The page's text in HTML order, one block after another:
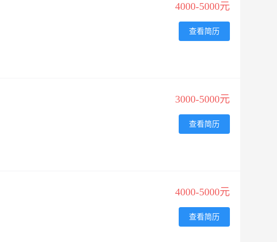
4000-5000元
查看简历
3000-5000元
查看简历
4000-5000元
查看简历